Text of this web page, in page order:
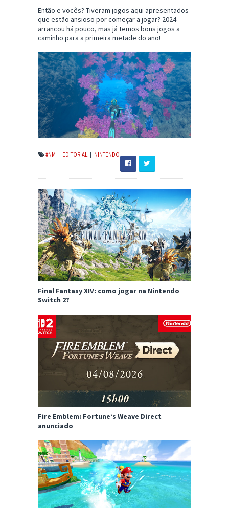
Então e vocês? Tiveram jogos aqui apresentados
que estão ansioso por começar a jogar? 2024
arrancou há pouco, mas já temos bons jogos a
caminho para a primeira metade do ano!
#NM | EDITORIAL | NINTENDO
Final Fantasy XIV: como jogar na Nintendo
Switch 2?
Fire Emblem: Fortune’s Weave Direct
anunciado